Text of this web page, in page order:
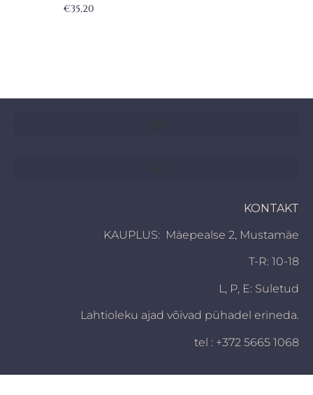
€35,20
KONTAKT
KAUPLUS: Mäepealse 2, Mustamäe
T-R: 10-18
L, P, E: Suletud
Lahtioleku ajad võivad pühadel erineda.
tel : +372 5665 1068